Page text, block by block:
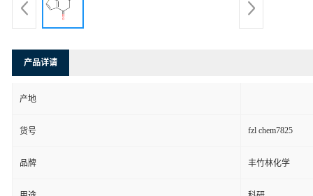
产品详请
产地
货号 fzl chem7825
品牌 丰竹林化学